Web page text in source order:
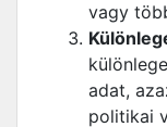
vagy
adat,
politikai